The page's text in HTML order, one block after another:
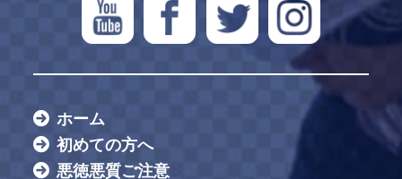
ホーム
初めての方へ
悪徳悪質ご注意